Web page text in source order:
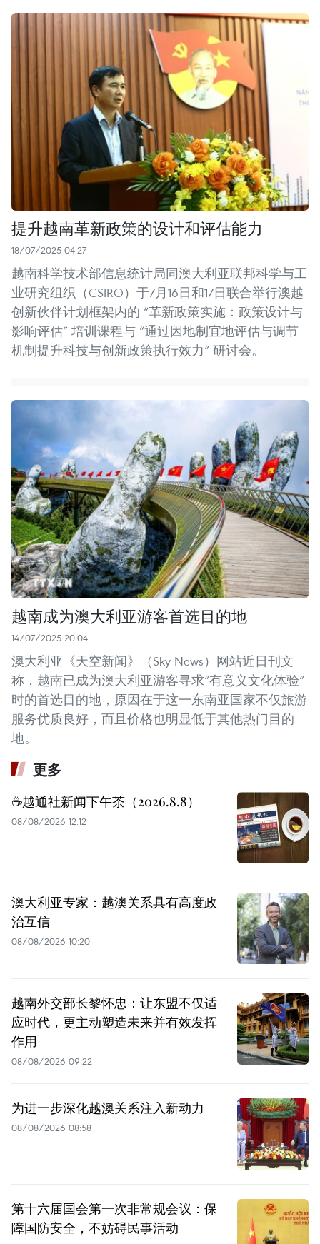
提升越南革新政策的设计和评估能力
18/07/2025 04:27
越南科学技术部信息统计局同澳大利亚联邦科学与工
业研究组织（CSIRO）于7月16日和17日联合举行澳越
创新伙伴计划框架内的 “革新政策实施：政策设计与
影响评估” 培训课程与 “通过因地制宜地评估与调节
机制提升科技与创新政策执行效力” 研讨会。
越南成为澳大利亚游客首选目的地
14/07/2025 20:04
澳大利亚《天空新闻》（Sky News）网站近日刊文
称，越南已成为澳大利亚游客寻求“有意义文化体验”
时的首选目的地，原因在于这一东南亚国家不仅旅游
服务优质良好，而且价格也明显低于其他热门目的
地。
更多
☕️越通社新闻下午茶（2026.8.8）
08/08/2026 12:12
澳大利亚专家：越澳关系具有高度政
治互信
08/08/2026 10:20
越南外交部长黎怀忠：让东盟不仅适
应时代，更主动塑造未来并有效发挥
作用
08/08/2026 09:22
为进一步深化越澳关系注入新动力
08/08/2026 08:58
第十六届国会第一次非常规会议：保
障国防安全，不妨碍民事活动